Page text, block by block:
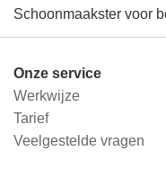
Schoonmaakster voor
Onze service
Werkwijze
Tarief
Veelgestelde vragen